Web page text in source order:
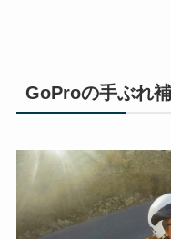
GoProの手ぶれ